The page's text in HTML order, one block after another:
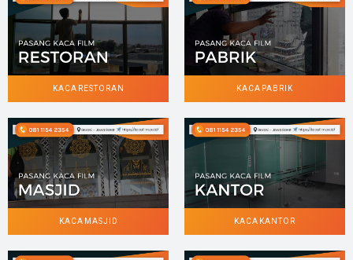
KACA RESTORAN KACA PABRIK
KACA MASJID KACA KANTOR